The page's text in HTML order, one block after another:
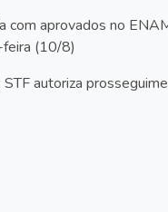
com aprovados no
(10/8)
STF autoriza